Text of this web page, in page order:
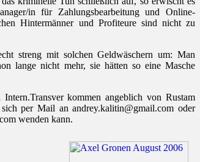
in für Zahlungsbearbeitung und Online-
Hintermänner und Profiteure sind nicht zu
streng mit solchen Geldwäschern um: Man
lange nicht mehr, sie hätten so eine Masche
kommen angeblich von Rustam
sich per Mail anandrey.kalitin@gmail.com oder
wenden kann.